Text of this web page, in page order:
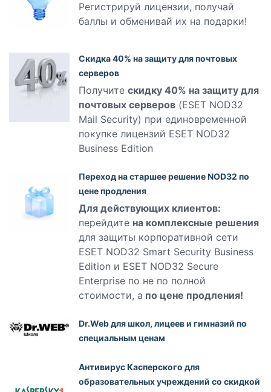
Регистрируй лицензии, получай
баллы и обменивай их на подарки!
Скидка 40% на защиту для почтовых
серверов
Получите скидку 40% на защиту для
почтовых серверов (ESET NOD32
Mail Security) при единовременной
покупке лицензий ESET NOD32
Business Edition
Переход на старшее решение NOD32 по
цене продления
Для действующих клиентов:
перейдите на комплексные решения
для защиты корпоративной сети
ESET NOD32 Smart Security Business
Edition и ESET NOD32 Secure
Enterprise по не по полной
стоимости, а по цене продления!
Dr.Web для школ, лицеев и гимназий по
специальным ценам
Антивирус Касперского для
образовательных учреждений со скидкой